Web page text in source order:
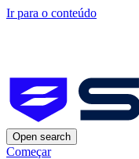
Ir para o conteúdo
Open search
Começar